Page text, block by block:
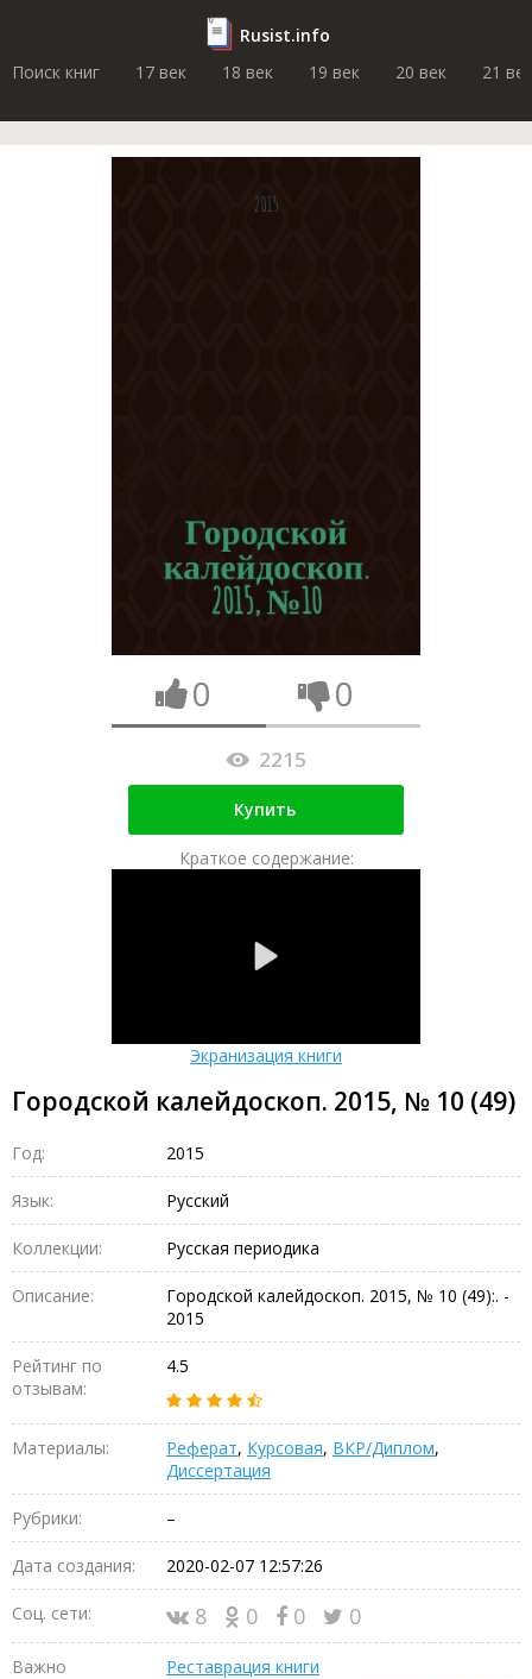
Rusist.info
Поиск книг
17 век 18 век 19 век 20 век 21 век
0 0
2215
Купить
Краткое содержание:
Экранизация книги
Городской калейдоскоп. 2015, № 10 (49)
Год: 2015
Язык: Русский
Коллекции: Русская периодика
Описание:
Городской калейдоскоп. 2015, № 10 (49):. -
2015
Рейтинг по
отзывам:
4.5
Материалы: Реферат, Курсовая, ВКР/Диплом,
Диссертация
Рубрики: –
Дата создания: 2020-02-07 12:57:26
Соц. сети: 8 0 0 0
Важно Реставрация книги